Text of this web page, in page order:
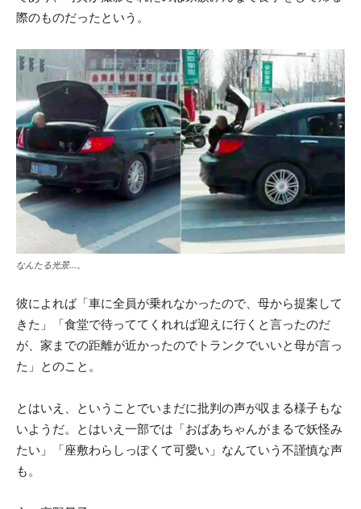
際のものだったという。
なんたる光景…。
彼によれば「車に全員が乗れなかったので、母から提案して
きた」「食堂で待っててくれれば迎えに行くと言ったのだ
が、家までの距離が近かったのでトランクでいいと母が言っ
た」とのこと。
とはいえ、ということでいまだに批判の声が収まる様子もな
いようだ。とはいえ一部では「おばあちゃんがまるで妖怪み
たい」「座敷わらしっぽくて可愛い」なんていう不謹慎な声
も。